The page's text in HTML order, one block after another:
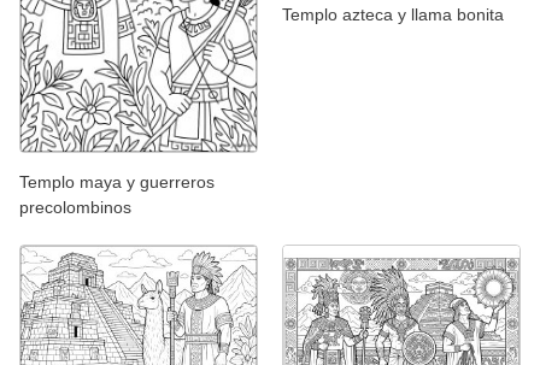
Templo maya y guerreros
precolombinos
Templo azteca y llama bonita